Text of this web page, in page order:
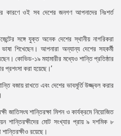
কারণে ওই সব দেশের জনগণ আপনাদের নিঃশর্ত
সঙ্গে যুক্ত অনেক দেশের স্থানীয় নাগরিকরা
শিখেছেন। আপনারা অন্যান্য দেশের সহকর্মী
কোভিড-১৯ মহামারীর মধ্যেও শান্তি প্রতিষ্ঠার
প্রশংসা করা হয়েছে।’
বজায় রাখতে এবং দেশের ভাবমূর্তি উজ্জ্বল করার
জাতিসংঘ শান্তিরক্ষা মিশন ও কার্যক্রমে নিয়োজিত
শান্তিরক্ষীদের মোট সংখ্যার প্রায় ৯ দশমিক ৮
রয়েছে।